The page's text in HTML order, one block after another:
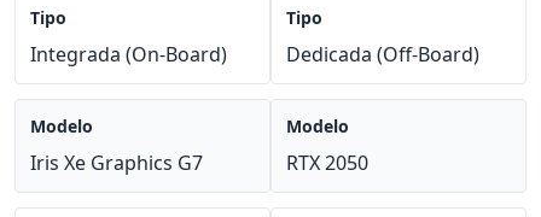
Tipo
Integrada (On-Board)
Modelo
Iris Xe Graphics G7
Tipo
Dedicada (Off-Board)
Modelo
RTX 2050